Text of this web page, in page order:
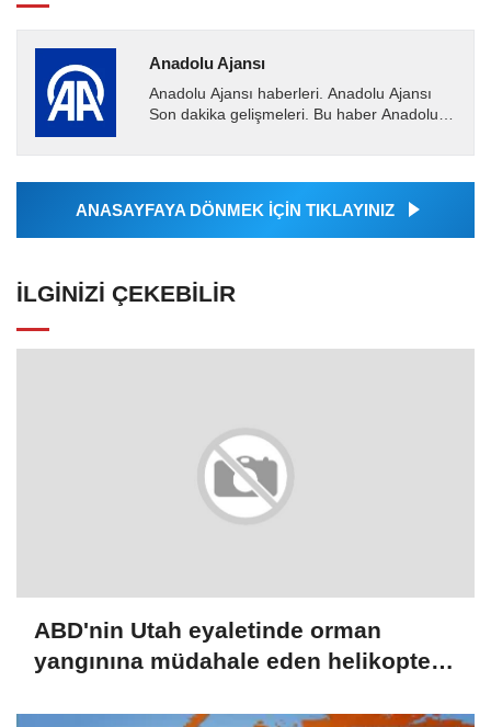
Anadolu Ajansı
Anadolu Ajansı haberleri. Anadolu Ajansı
Son dakika gelişmeleri. Bu haber Anadolu
Ajansı tarafından...
ANASAYFAYA DÖNMEK İÇİN TIKLAYINIZ
İLGINIZI ÇEKEBILIR
ABD'nin Utah eyaletinde orman
yangınına müdahale eden helikopter